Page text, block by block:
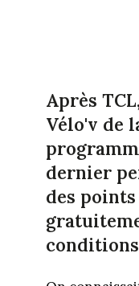
Après
Vélo'v de
dernier
des